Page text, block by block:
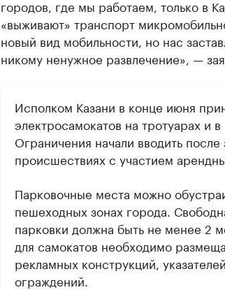
городов, где мы работаем, только в
«выживают» транспорт
новый вид мобильности, но нас
никому ненужное развлечение», —
Исполком Казани в конце июня
электросамокатов на тротуарах и
Ограничения начали вводить
происшествиях с участием
Парковочные места можно
пешеходных зонах города.
парковки должна быть не менее 2
для самокатов необходимо
рекламных конструкций,
ограждений.